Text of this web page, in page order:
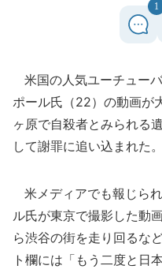
1
米国の人気ユーチュー
ポール氏（22）の動画が
ヶ原で自殺者とみられる
して謝罪に追い込まれた。
米メディアでも報じら
ル氏が東京で撮影した動
ら渋谷の街を走り回るな
ト欄には「もう二度と日